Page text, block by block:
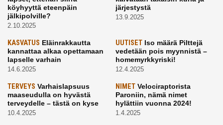
köyhyyttä eteenpäin
jälkipolville?
2.10.2025
järjestystä
13.9.2025
KASVATUS Eläinrakkautta
kannattaa alkaa opettamaan
lapselle varhain
14.6.2025
UUTISETIso määrä Pilttejä
vedetään pois myynnistä –
homemyrkkyriski!
12.4.2025
TERVEYS Varhaislapsuus
maaseudulla on hyvästä
terveydelle – tästä on kyse
10.4.2025
NIMETVelociraptorista
Paroniin, nämä nimet
hylättiin vuonna 2024!
1.4.2025